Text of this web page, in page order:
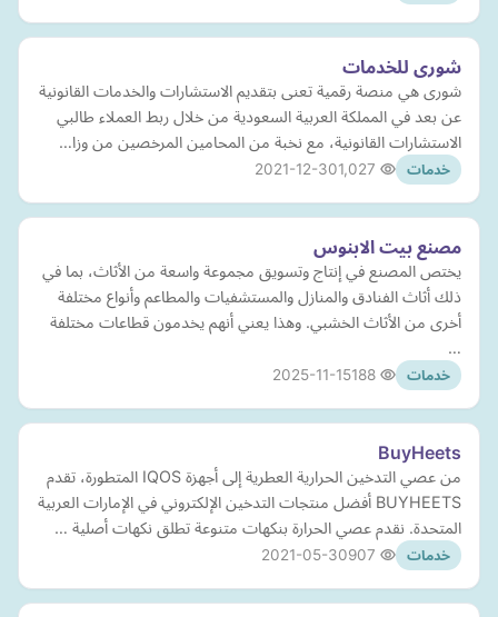
شورى للخدمات
شورى هي منصة رقمية تعنى بتقديم الاستشارات والخدمات القانونية
عن بعد في المملكة العربية السعودية من خلال ربط العملاء طالبي
الاستشارات القانونية، مع نخبة من المحامين المرخصين من وزا…
خدمات 2021-12-30
مصنع بيت الابنوس
يختص المصنع في إنتاج وتسويق مجموعة واسعة من الأثاث، بما في
ذلك أثاث الفنادق والمنازل والمستشفيات والمطاعم وأنواع مختلفة
أخرى من الأثاث الخشبي. وهذا يعني أنهم يخدمون قطاعات مختلفة
…
خدمات 2025-11-15
BuyHeets
من عصي التدخين الحرارية العطرية إلى أجهزة IQOS المتطورة، تقدم
BUYHEETS أفضل منتجات التدخين الإلكتروني في الإمارات العربية
المتحدة. نقدم عصي الحرارة بنكهات متنوعة تطلق نكهات أصلية …
خدمات 2021-05-30